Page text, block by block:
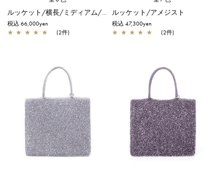
ルッケット/横長/ミディアム/ラベンダーシルバー
税込 66,000yen
★ ★ ★ ★ ★ (2件)
ルッケット/アメジスト
税込 47,300yen
★ ★ ★ ★ ★ (2件)